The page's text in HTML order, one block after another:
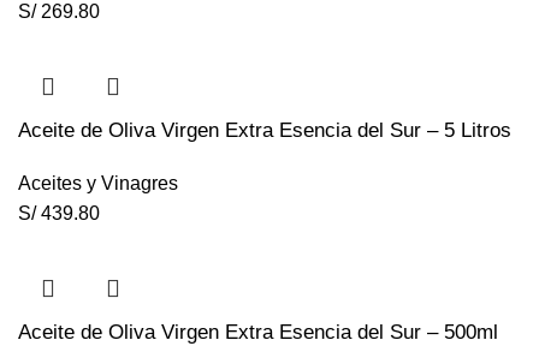
S/269.80
Aceite de Oliva Virgen Extra Esencia del Sur – 5 Litros
Aceites y Vinagres
S/439.80
Aceite de Oliva Virgen Extra Esencia del Sur – 500ml